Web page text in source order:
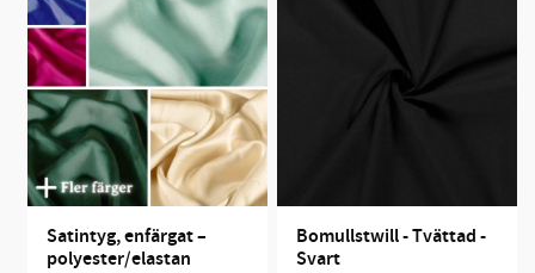
Satintyg, enfärgat –
polyester/elastan
Bomullstwill - Tvättad -
Svart